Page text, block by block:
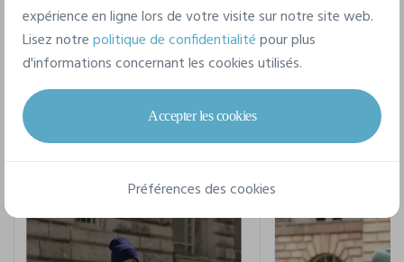
Pour un style complet
expérience en ligne lors de votre visite sur notre site web.
Lisez notrepolitique de confidentialitépour plus
d'informations concernant les cookies utilisés.
Accepter les cookies
Préférences des cookies